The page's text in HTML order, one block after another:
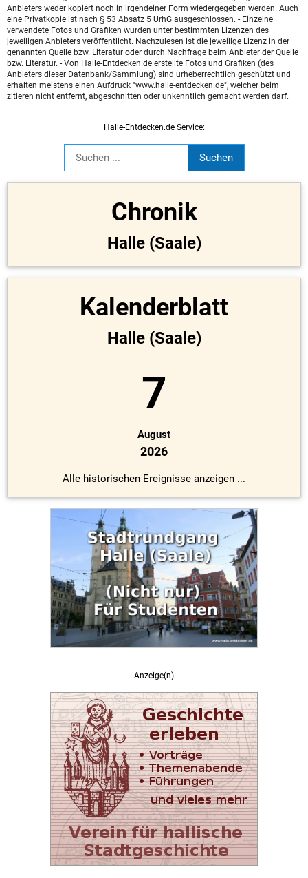
Anbieters weder kopiert noch in irgendeiner Form wiedergegeben werden. Auch
eine Privatkopie ist nach § 53 Absatz 5 UrhG ausgeschlossen. - Einzelne
verwendete Fotos und Grafiken wurden unter bestimmten Lizenzen des
jeweiligen Anbieters veröffentlicht. Nachzulesen ist die jeweilige Lizenz in der
genannten Quelle bzw. Literatur oder durch Nachfrage beim Anbieter der Quelle
bzw. Literatur. - Von Halle-Entdecken.de erstellte Fotos und Grafiken (des
Anbieters dieser Datenbank/Sammlung) sind urheberrechtlich geschützt und
erhalten meistens einen Aufdruck "www.halle-entdecken.de", welcher beim
zitieren nicht entfernt, abgeschnitten oder unkenntlich gemacht werden darf.
Halle-Entdecken.de Service:
Chronik
Halle (Saale)
Kalenderblatt
Halle (Saale)
7
August
2026
Alle historischen Ereignisse anzeigen ...
Anzeige(n)